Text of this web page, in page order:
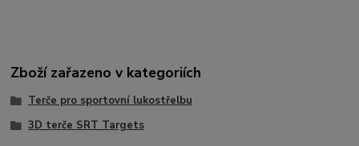
Zboží zařazeno v kategoriích
Terče pro sportovní lukostřelbu
3D terče SRT Targets